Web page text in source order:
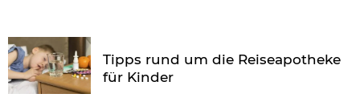
Tipps rund um die Reiseapotheke
für Kinder